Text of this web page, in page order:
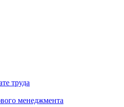
труда
менеджмента